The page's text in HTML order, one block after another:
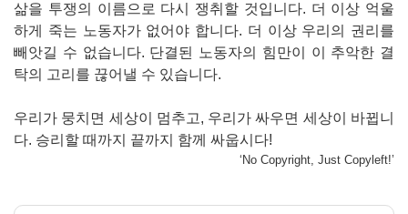
삶을 투쟁의 이름으로 다시 쟁취할 것입니다. 더 이상 억울
하게 죽는 노동자가 없어야 합니다. 더 이상 우리의 권리를
빼앗길 수 없습니다. 단결된 노동자의 힘만이 이 추악한 결
탁의 고리를 끊어낼 수 있습니다.
우리가 뭉치면 세상이 멈추고, 우리가 싸우면 세상이 바뀝니
다. 승리할 때까지 끝까지 함께 싸웁시다!
‘No Copyright, Just Copyleft!’